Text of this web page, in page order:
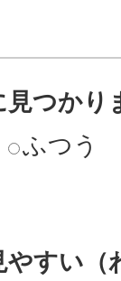
つかり
ふつう
やすい